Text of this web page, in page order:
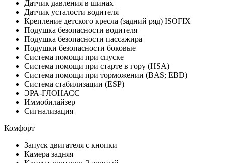
Датчик давления в шинах
Датчик усталости водителя
Крепление детского кресла (задний ряд) ISOFIX
Подушка безопасности водителя
Подушка безопасности пассажира
Подушки безопасности боковые
Система помощи при спуске
Система помощи при старте в гору (HSA)
Система помощи при торможении (BAS; EBD)
Система стабилизации (ESP)
ЭРА-ГЛОНАСС
Иммобилайзер
Сигнализация
Комфорт
Запуск двигателя с кнопки
Камера задняя